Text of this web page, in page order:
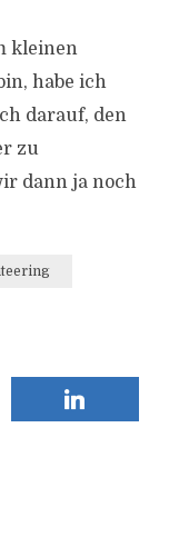
kleinen
habe ich
darauf, den
zu
dann ja noch